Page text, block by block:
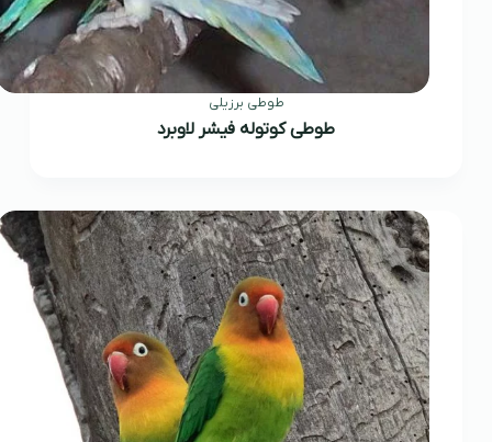
طوطی برزیلی
طوطی کوتوله فیشر لاوبرد